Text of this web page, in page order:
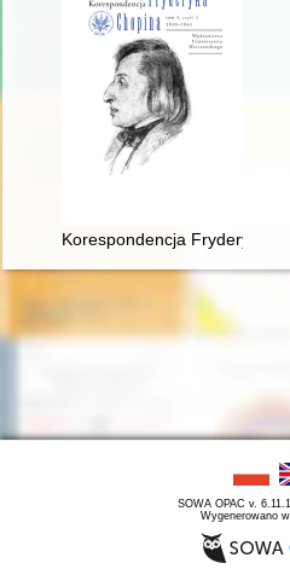
Korespondencja Fryderyka
SOWA OPAC v.
Wygenerowano